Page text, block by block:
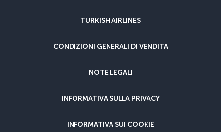
TURKISH AIRLINES
CONDIZIONI GENERALI DI VENDITA
NOTE LEGALI
INFORMATIVA SULLA PRIVACY
INFORMATIVA SUI COOKIE